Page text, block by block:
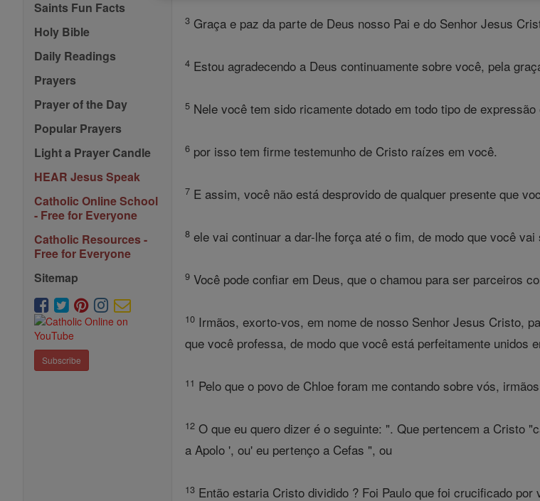
Saints Fun Facts
Holy Bible
Daily Readings
Prayers
Prayer of the Day
Popular Prayers
Light a Prayer Candle
HEAR Jesus Speak
Catholic Online School
- Free for Everyone
Catholic Resources -
Free for Everyone
Sitemap
Subscribe
3 Graça e paz da parte de Deus nosso Pai e do Senhor Jesus
4 Estou agradecendo a Deus continuamente sobre você, pela
5 Nele você tem sido ricamente dotado em todo tipo de
6 por isso tem firme testemunho de Cristo raízes em você.
7 E assim, você não está desprovido de qualquer presente que
8 ele vai continuar a dar-lhe força até o fim, de modo que você
9 Você pode confiar em Deus, que o chamou para ser parceiros
10 Irmãos, exorto-vos, em nome de nosso Senhor Jesus Cristo,
que você professa, de modo que você está perfeitamente unidos
11 Pelo que o povo de Chloe foram me contando sobre vós,
12 O que eu quero dizer é o seguinte: ". Que pertencem a Cristo
a Apolo ', ou' eu pertenço a Cefas ", ou
13 Então estaria Cristo dividido ? Foi Paulo que foi crucificado